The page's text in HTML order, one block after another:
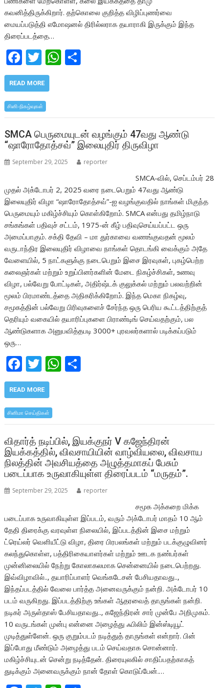
கவனித்திருக்கிறார். தற்கொலை குறித்த விழிப்புணர்வை
மையப்படுத்தி எமோஷனல் திரில்லராக தயாராகி இருக்கும் இந்த
திரைப்படத்தை…
F
ac
e
b
o
o
k
T
w
itt
er
W
h
A
p
p
READ MORE
சினி-நிகழ்வுகள்
SMCA பெருமையுடன் வழங்கும் 47வது ஆண்டு
“ஷாரோதோத்சவ்” இலையுதிர் திருவிழா
September 29, 2025 reporter
SMCA-வில், செப்டம்பர் 28
முதல் அக்டோபர் 2, 2025 வரை நடைபெறும் 47வது ஆண்டு
இலையுதிர் விழா “ஷாரோதோத்சவ்”-ஐ வழங்குவதில் நாங்கள் மிகுந்த
பெருமையும் மகிழ்ச்சியும் கொள்கிறோம். SMCA என்பது தமிழ்நாடு
சங்கங்கள் பதிவுச் சட்டம், 1975-ன் கீழ் பதிவுசெய்யப்பட்ட ஒரு
அமைப்பாகும். சக்தி தேவி – மா துர்காவை வணங்குவதன் மூலம்
வருடாந்திர இலையுதிர் விழாவை நாங்கள் தொடங்கி வைக்கும் அதே
வேளையில், 5 நாட்களுக்கு நடைபெறும் இசை இரவுகள், புகழ்பெற்ற
கலைஞர்கள் மற்றும் உறுப்பினர்களின் மேடை நிகழ்ச்சிகள், உணவு
விழா, பல்வேறு போட்டிகள், அதிர்ஷ்டக் குலுக்கல் மற்றும் பலவற்றின்
மூலம் பிரமாண்டத்தை அதிகரிக்கிறோம். இந்த மெகா நிகழ்வு,
சமூகத்தின் பல்வேறு பிரிவுகளைச் சேர்ந்த ஒரு பெரிய கூட்டத்திற்குத்
தெரியும் வகையில் தயாரிப்புகளை பிராண்டிங் செய்வதற்கும், பல
ஆண்டுகளாக அனுபவித்தபடி 3000+ புரவலர்களால் படிக்கப்படும்
ஒரு…
F
ac
e
b
o
o
k
T
w
itt
er
W
A
p
p
READ MORE
சினிமா செய்திகள்
விதார்த் நடிப்பில், இயக்குநர் V கஜேந்திரன்
இயக்கத்தில், விவசாயியின் வாழ்வியலை, விவசாய
நிலத்தின் அவசியத்தை அழுத்தமாகப் பேசும்
படைப்பாக உருவாகியுள்ள திரைப்படம் “மருதம்”.
September 29, 2025 reporter
சமூக அக்கறை மிக்க
படைப்பாக உருவாகியுள்ள இப்படம், வரும் அக்டோபர் மாதம் 10 ஆம்
தேதி திரைக்கு வரவுள்ள நிலையில், இப்படத்தின் இசை மற்றும்
ட்ரெய்லர் வெளியீட்டு விழா, திரை பிரபலங்கள் மற்றும் படக்குழுவினர்
கலந்துகொள்ள, பத்திரிகையாளர்கள் மற்றும் ஊடக நண்பர்கள்
முன்னிலையில் நேற்று கோலாகலமாக சென்னையில் நடைபெற்றது.
இவ்விழாவில்.., தயாரிப்பாளர் வெங்கடேசன் பேசியதாவது..,
இந்தப்படத்தில் வேலை பார்த்த அனைவருக்கும் நன்றி. அக்டோபர் 10
படம் வருகிறது. இப்படத்திற்கு உங்கள் ஆதரவைத் தாருங்கள் நன்றி.
நடிகர் அருள்தாஸ் பேசியதாவது.., கஜேந்திரன் சார் முன்பே அறிமுகம்.
10 வருடங்கள் முன்பு என்னை அழைத்து ஃபிலிம் இன்ஸ்டியூட்
முடித்துள்ளேன். ஒரு குறும்படம் நடித்துத் தாருங்கள் என்றார். பின்
இப்போது மீண்டும் அழைத்து படம் செய்வதாக சொன்னார்.
மகிழ்ச்சியுடன் சென்று நடித்தேன். திரையுலகில் சாதிப்பதற்காகத்
துடிக்கும் அனைவருக்கும் நான் தோள் கொடுப்பேன்.…